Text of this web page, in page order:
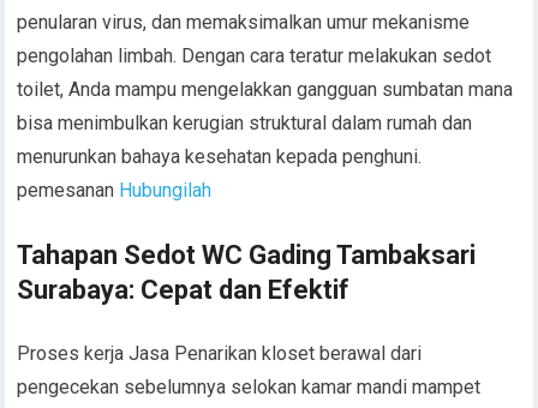
penularan virus, dan memaksimalkan umur mekanisme
pengolahan limbah. Dengan cara teratur melakukan sedot
toilet, Anda mampu mengelakkan gangguan sumbatan mana
bisa menimbulkan kerugian struktural dalam rumah dan
menurunkan bahaya kesehatan kepada penghuni.
pemesanan Hubungilah
Tahapan Sedot WC Gading Tambaksari
Surabaya: Cepat dan Efektif
Proses kerja Jasa Penarikan kloset berawal dari
pengecekan sebelumnya selokan kamar mandi mampet